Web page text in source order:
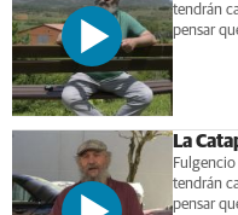
tendrán
pensar
La
tendrán
pensar